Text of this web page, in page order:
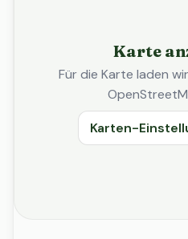
Karte
Für die Karte laden
Karten-